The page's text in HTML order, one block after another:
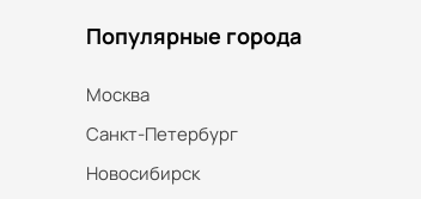
Популярные города
Москва
Санкт-Петербург
Новосибирск